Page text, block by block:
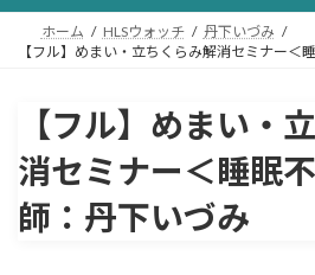
ホーム HLSウォッチ
丹下いづみ
【フル】めまい・立ちくらみ解消セミナー＜
【フル】めまい・
消セミナー＜睡眠
師：丹下いづみ